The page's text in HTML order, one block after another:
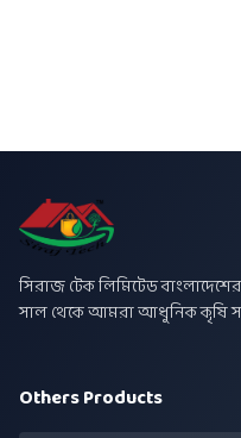
সিরাজ টেক লিমিটেড
সাল থেকে আমরা আধুনিক কৃষি
Others Products